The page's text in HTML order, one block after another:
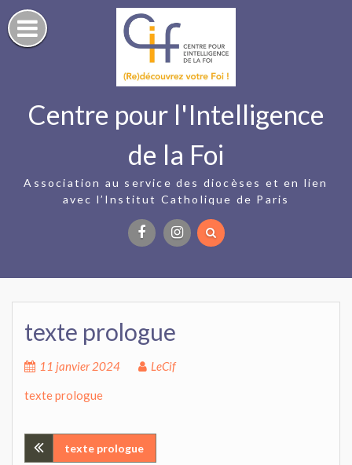
Skip
to
content
Centre pour l'Intelligence
de la Foi
Association au service des diocèses et en lien
avec l’Institut Catholique de Paris
texte prologue
11 janvier 2024 LeCif
texte prologue
Navigation
texte prologue